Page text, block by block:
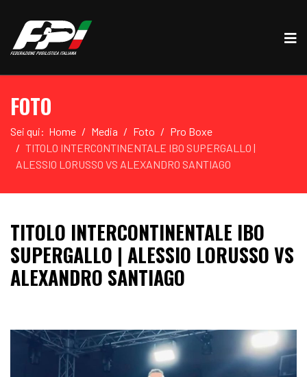
FOTO
Sei qui: Home Media Foto
Pro Boxe
TITOLO INTERCONTINENTALE IBO SUPERGALLO |
ALESSIO LORUSSO VS ALEXANDRO SANTIAGO
TITOLO INTERCONTINENTALE IBO
SUPERGALLO | ALESSIO LORUSSO VS
ALEXANDRO SANTIAGO